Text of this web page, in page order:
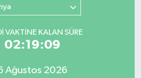
VAKTİNE KALAN SÜRE
02:19:09
Ağustos 2026
Durumu ve Fikstür